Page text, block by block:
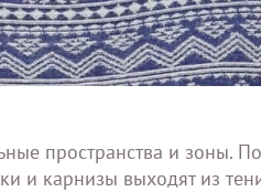
пространства и зоны.
и карнизы выходят из